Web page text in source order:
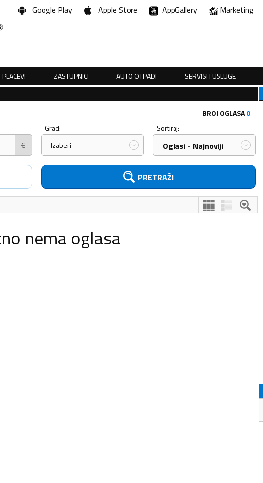
Google Play Apple Store AppGallery Marketing
ZASTUPNICI AUTO OTPADI SERVISI I USLUGE
BROJ OGLASA0
€
Grad:
Izaberi
Sortiraj:
Oglasi - Najnoviji
PRETRAŽI
nema oglasa